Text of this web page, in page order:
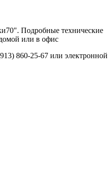
Подробные технические
или в офис
860-25-67 или электронной